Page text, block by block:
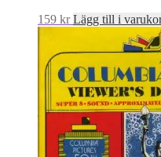
159 kr Lägg till i